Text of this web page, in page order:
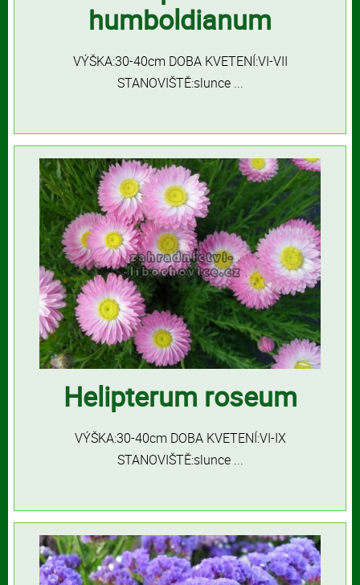
humboldianum
VÝŠKA:30-40cm DOBA KVETENÍ:VI-VII
STANOVIŠTĚ:slunce ...
Helipterum roseum
VÝŠKA:30-40cm DOBA KVETENÍ:VI-IX
STANOVIŠTĚ:slunce ...